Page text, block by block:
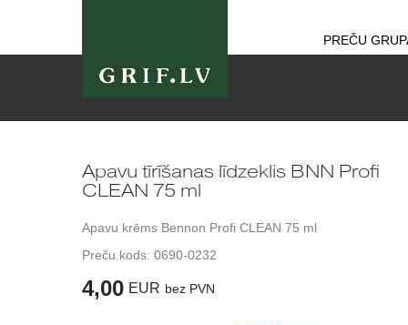
PREČU
Apavu tīrīšanas līdzeklis BNN Profi
CLEAN 75 ml
Apavu krēms Bennon Profi CLEAN 75 ml
Preču kods: 0690-0232
4,00 EUR bez PVN